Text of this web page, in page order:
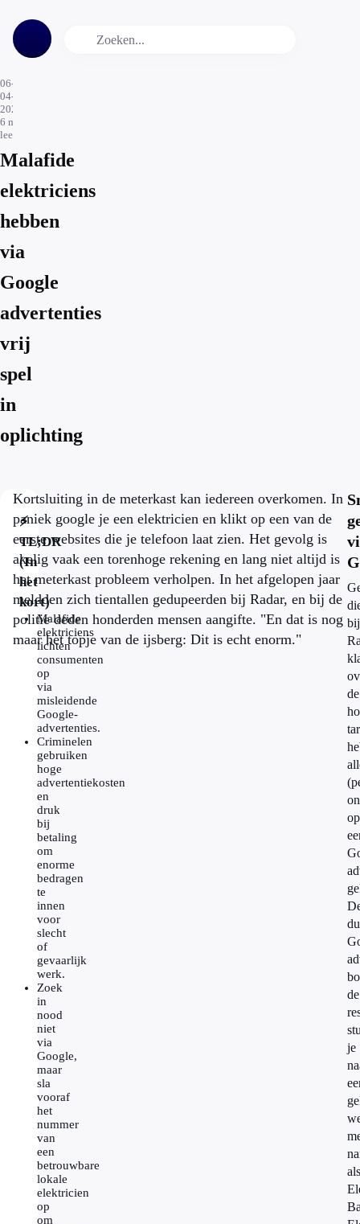
06-
04-
2026
6 min.
leestijd
Malafide
elektriciens
hebben
via
Google
advertenties
vrij
spel
in
oplichting
⚡
TL;DR
(In
het
kort)
Malafide
elektriciens
lichten
consumenten
op
via
misleidende
Google-
advertenties.
Criminelen
gebruiken
hoge
advertentiekosten
en
druk
bij
betaling
om
enorme
bedragen
te
innen
voor
slecht
of
gevaarlijk
werk.
Zoek
in
nood
niet
via
Google,
maar
sla
vooraf
het
nummer
van
een
betrouwbare
lokale
elektricien
op
om
Kortsluiting in de meterkast kan iedereen overkomen. In
paniek google je een elektricien en klikt op een van de
eerste websites die je telefoon laat zien. Het gevolg is
akelig vaak een torenhoge rekening en lang niet altijd is
het meterkast probleem verholpen. In het afgelopen jaar
meldden zich tientallen gedupeerden bij Radar, en bij de
politie deden honderden mensen aangifte. "En dat is nog
maar het topje van de ijsberg: Dit is echt enorm."
bij
de
op
de
je